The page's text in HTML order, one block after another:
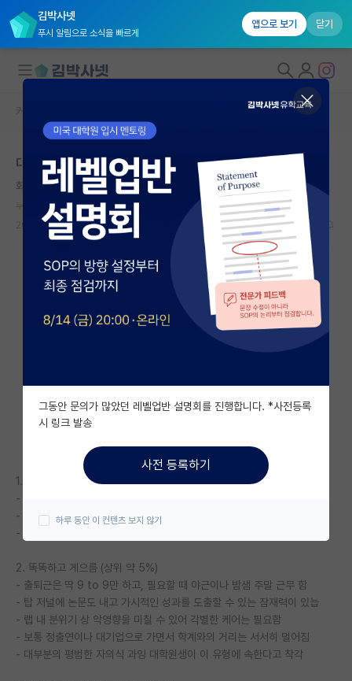
김박사넷
푸시 알림으로 소식을 빠르게
앱으로 보기 닫기
대학원생 모집
국내대학원 정보
연구실&오픈랩
커뮤니티
커뮤니티 홈
전체글보기
베스트 게시판
자유 게시판(아무개랩)
미국 유학 게시판
미국 대학원 합격 후기 게시판
대학원생 모집 게시판
연구실(PI) 홍보 게시판
석박사 채용 정보 게시판
임용 정보 게시판
학부 인턴 게시판
커뮤니티 홈
대학원생의 4가지 유형
화난 앙투안 라부아지에
누적 신고가 20개 이상인 사용자입니다.
2026.07.06
13 9335
1. 똑똑하고 부지런함
- 가장 이상적인 대학원생
- 찾아보기 힘든 유형으로 SPK 연구실 내에서도 상위 1%에 속함
- 대부분 교수로 임용되고, 학계에서 부끄럼 없이 활동 가능
2. 똑똑하고 게으름 (상위 약 5%)
- 출퇴근은 딱 9 to 9만 하고, 필요할 때 야근이나 밤샘 주말 근무 함
- 탑 저널에 논문도 내고 가시적인 성과를 도출할 수 있는 잠재력이 있늡
- 랩 내 분위기 상 악영향을 미칠 수 있어 각별한 케어는 필요함
- 보통 정출연이나 대기업으로 가면서 학계와의 거리는 서서히 멀어짐
- 대부분의 평범한 자의식 과잉 대학원생이 이 유형에 속한다고 착각
그동안 문의가 많았던 레벨업반 설명회를 진행합니다. *사전등록
시 링크 발송
사전 등록하기
하루 동안 이 컨텐츠 보지 않기